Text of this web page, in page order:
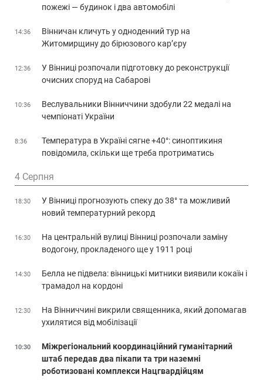
пожежі — будинок і два автомобілі
14:36
Вінничан кличуть у одноденний тур на
Житомирщину до бірюзового кар’єру
12:36
У Вінниці розпочали підготовку до реконструкції
очисних споруд на Сабарові
10:36
Веслувальники Вінниччини здобули 22 медалі на
чемпіонаті України
8:36
Температура в Україні сягне +40°: синоптикиня
повідомила, скільки ще треба протриматись
4 Серпня
18:30
У Вінниці прогнозують спеку до 38° та можливий
новий температурний рекорд
16:30
На центральній вулиці Вінниці розпочали заміну
водогону, прокладеного ще у 1911 році
14:30
Белла не підвела: вінницькі митники виявили кокаїн і
трамадол на кордоні
12:30
На Вінниччині викрили священника, який допомагав
ухилятися від мобілізації
10:30
Міжрегіональний координаційний гуманітарний
штаб передав два пікапи та три наземні
роботизовані комплекси Нацгвардійцям